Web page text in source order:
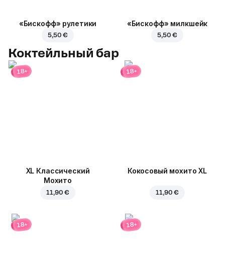
«Бискофф» рулетики
5,50 €
«Бискофф» милкшейк
5,50 €
Коктейльный бар
18+
XL Классический
Мохито
11,90 €
18+
Кокосовый мохито XL
11,90 €
18+ 18+